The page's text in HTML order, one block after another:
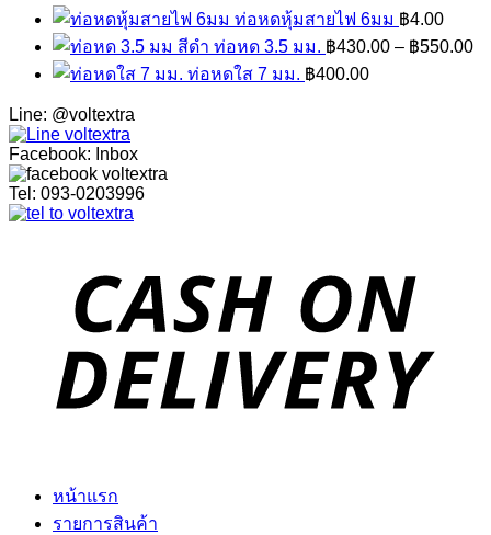
ท่อหดหุ้มสายไฟ 6มม ฿4.00
ท่อหด 3.5 มม. ฿430.00 – ฿550.00
ท่อหดใส 7 มม. ฿400.00
Line: @voltextra
Facebook: Inbox
Tel: 093-0203996
หน้าแรก
รายการสินค้า